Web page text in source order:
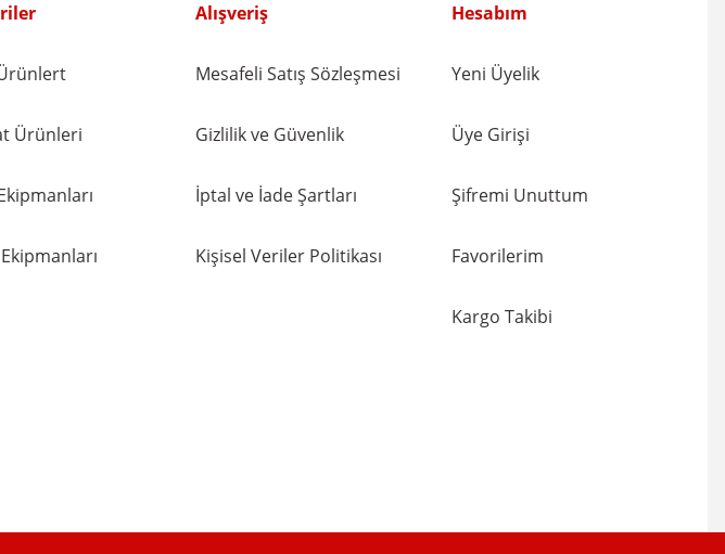
NVS
168,00 TL
%7
Ürünleri
Alışveriş
Mesafeli Satış Sözleşmesi
Gizlilik ve Güvenlik
İptal ve İade Şartları
Kişisel Veriler Politikası
Hesabım
Yeni Üyelik
Üye Girişi
Şifremi Unuttum
Favorilerim
Kargo Takibi